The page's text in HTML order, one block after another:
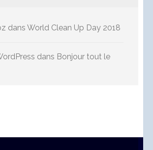
dans World Clean Up Day 2018
dans Bonjour tout le